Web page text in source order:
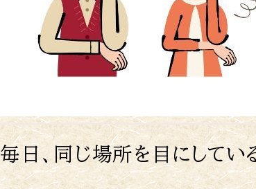
毎日、同じ場所を目にしてい